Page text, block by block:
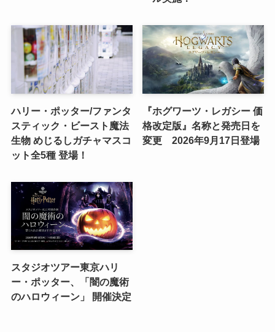
ハリー・ポッター/ファンタ
スティック・ビースト魔法
生物 めじるしガチャマスコ
ット全5種 登場！
『ホグワーツ・レガシー 価
格改定版』名称と発売日を
変更 2026年9月17日登場
スタジオツアー東京ハリ
ー・ポッター、「闇の魔術
のハロウィーン」 開催決定